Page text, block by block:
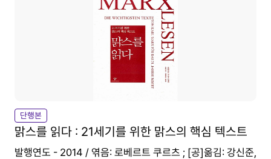
단행본
맑스를 읽다 : 21세기를 위한 맑스의 핵심 텍스트
발행연도 - 2014 / 엮음: 로베르트 쿠르츠 ; [공]옮김: 강신준,